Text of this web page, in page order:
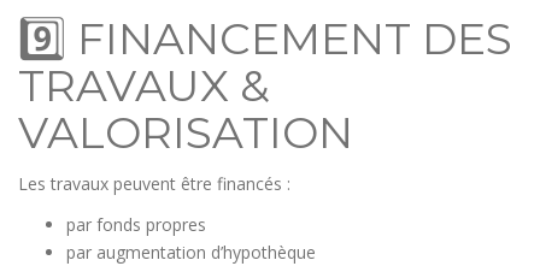
9️⃣ FINANCEMENT DES
TRAVAUX &
VALORISATION
Les travaux peuvent être financés :
par fonds propres
par augmentation d’hypothèque